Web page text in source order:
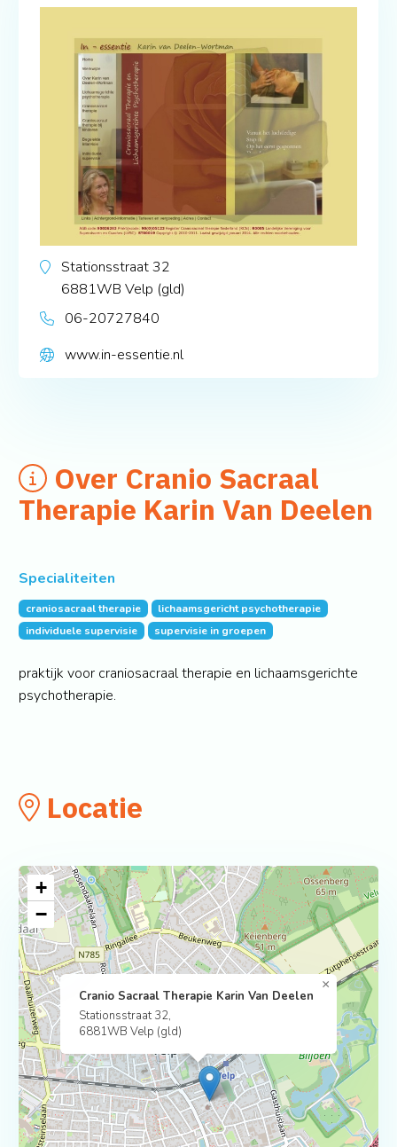
Stationsstraat 32
6881WB Velp (gld)
06-20727840
www.in-essentie.nl
Over Cranio Sacraal
Therapie Karin Van Deelen
Specialiteiten
craniosacraal therapie
lichaamsgericht psychotherapie
individuele supervisie
supervisie in groepen
praktijk voor craniosacraal therapie en lichaamsgerichte
psychotherapie.
Locatie
Cranio Sacraal Therapie Karin Van Deelen
Stationsstraat 32,
6881WB Velp (gld)
×
+
−